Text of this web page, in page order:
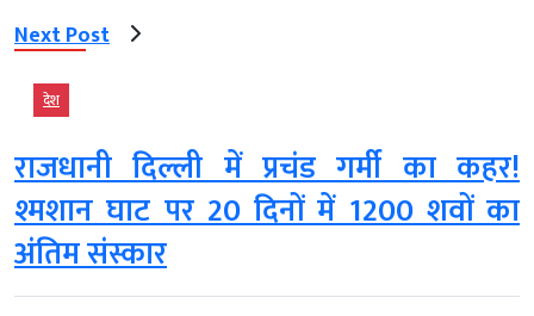
Next Post
देश
राजधानी दिल्ली में प्रचंड गर्मी का कहर!
श्मशान घाट पर 20 दिनों में 1200 शवों का
अंतिम संस्कार